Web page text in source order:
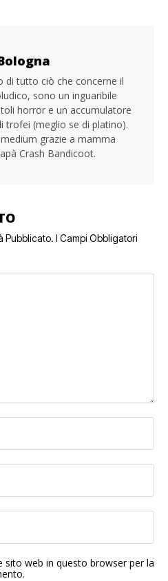
di tutto ciò che concerne il
sono un inguaribile
horror e un accumulatore
trofei (meglio se di platino).
grazie a mamma
Crash Bandicoot.
Pubblicato. I Campi Obbligatori
sito web in questo browser per la